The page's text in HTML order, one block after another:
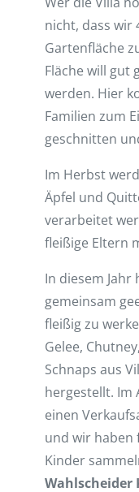
nicht, dass wir
Gartenfläche
Fläche will gut
werden. Hier
Familien zum
geschnitten
Im Herbst
Äpfel und
verarbeitet
fleißige Eltern
In diesem
gemeinsam
fleißig zu
Gelee,
Schnaps aus
hergestellt. Im
einen
und wir haben
Kinder
Wahlscheider